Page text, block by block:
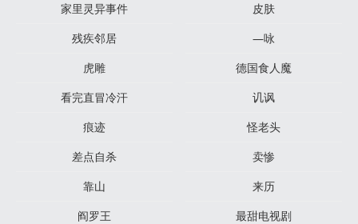
家里灵异事件
皮肤
残疾邻居
—咏
虎雕
德国食人魔
看完直冒冷汗
讥讽
痕迹
怪老头
差点自杀
卖惨
靠山
来历
阎罗王
最甜电视剧